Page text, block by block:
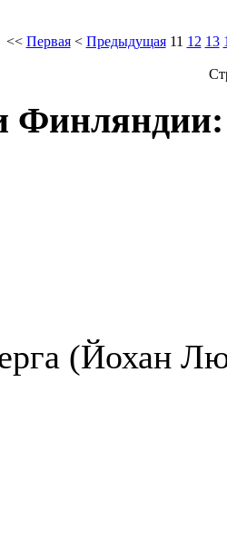
<< Первая< Предыдущая 11 12 13
Финляндии:
(Йохан